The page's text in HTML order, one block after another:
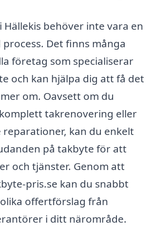
Hällekis behöver inte vara en
Det finns många
företag som specialiserar
och kan hjälpa dig att få det
om. Oavsett om du
takrenovering eller
kan du enkelt
på takbyte för att
och tjänster. Genom att
pris.se kan du snabbt
offertförslag från
i ditt närområde.